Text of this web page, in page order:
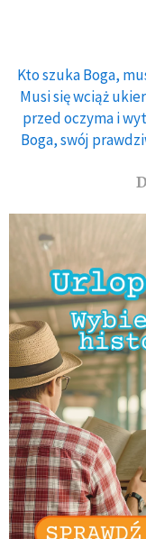
Kto szuka Boga,
Musi się wciąż
przed oczyma i
Boga, swój